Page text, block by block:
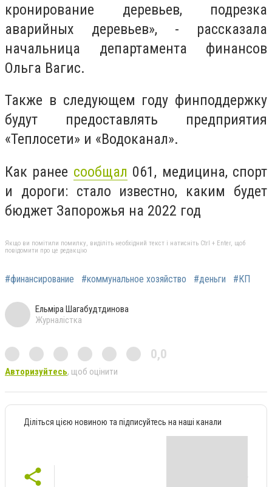
кронирование деревьев, подрезка
аварийных деревьев», - рассказала
начальница департамента финансов
Ольга Вагис.
Также в следующем году финподдержку
будут предоставлять предприятия
«Теплосети» и «Водоканал».
Как ранее сообщал 061, медицина, спорт
и дороги: стало известно, каким будет
бюджет Запорожья на 2022 год
Якщо ви помітили помилку, виділіть необхідний текст і натисніть Ctrl + Enter, щоб
повідомити про це редакцію
#финансирование #коммунальное хозяйство #деньги #КП
Ельміра Шагабудтдинова
Журналістка
0,0
Авторизуйтесь, щоб оцінити
Діліться цією новиною та підписуйтесь на наші канали